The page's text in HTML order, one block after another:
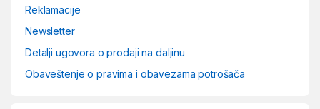
Reklamacije
Newsletter
Detalji ugovora o prodaji na daljinu
Obaveštenje o pravima i obavezama potrošača